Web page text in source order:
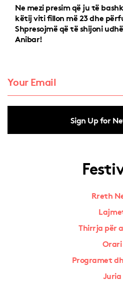
Ne mezi presim që ju të
këtij viti fillon më 23 dhe
Shpresojmë që të shijoni
Anibar!
Sign Up for
Rreth
Thirrja për
Orari
Programet
Juria